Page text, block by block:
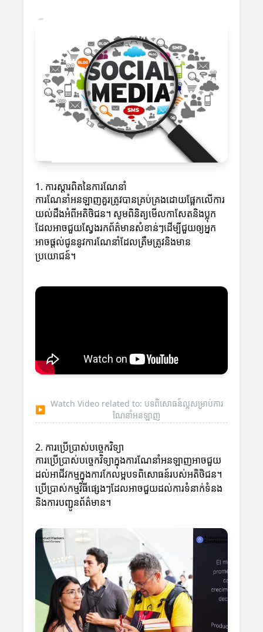
1. ការស្តារពិតនៃការណែនាំ
ការណែនាំអនឡាញគួរត្រូវបានគ្រប់គ្រងដោយផ្អែកលើការ
យល់ដឹងអំពីអតិថិជន។ សូមពិនិត្យមើលកាសែតនិងប្លុក
ដែលអាចជួយស្វែងរកព័ត៌មានសំខាន់ៗដើម្បីជួយឲ្យអ្នក
អាចផ្តល់ជូននូវការណែនាំដែលត្រឹមត្រូវនិងមាន
ប្រយោជន៍។
▶
Watch Video related to: បទពិសោធន៍ល្អសម្រាប់ការ
ណែនាំអនឡាញ
2. ការប្រើប្រាស់បច្ចេកវិទ្យា
ការប្រើប្រាស់បច្ចេកវិទ្យាក្នុងការណែនាំអនឡាញអាចជួយ
ដល់អាជីវកម្មក្នុងការកែលម្អបទពិសោធន៍របស់អតិថិជន។
ប្រើប្រាស់កម្មវិធីផ្សេងៗដែលអាចជួយដល់ការទំនាក់ទំនង
និងការបញ្ជូនព័ត៌មាន។